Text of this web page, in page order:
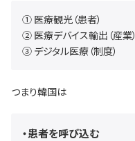
① 医療観光（患者）
② 医療デバイス輸出（産業）
③ デジタル医療（制度）
つまり韓国は
・患者を呼び込む